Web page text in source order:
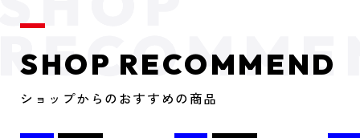
SHOP RECOMMEND
ショップからのおすすめの商品